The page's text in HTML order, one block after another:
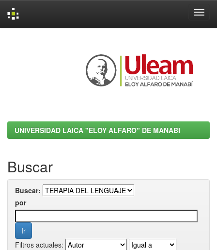
UNIVERSIDAD LAICA "ELOY ALFARO" DE MANABI
Buscar
Buscar:
por
Filtros actuales: